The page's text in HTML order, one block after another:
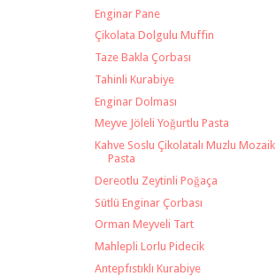
Enginar Pane
Çikolata Dolgulu Muffin
Taze Bakla Çorbası
Tahinli Kurabiye
Enginar Dolması
Meyve Jöleli Yoğurtlu Pasta
Kahve Soslu Çikolatalı Muzlu Mozaik
Pasta
Dereotlu Zeytinli Poğaça
Sütlü Enginar Çorbası
Orman Meyveli Tart
Mahlepli Lorlu Pidecik
Antepfıstıklı Kurabiye